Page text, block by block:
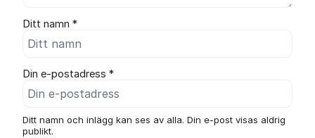
Ditt namn *
Din e-postadress *
Ditt namn och inlägg kan ses av alla. Din e-post visas aldrig
publikt.